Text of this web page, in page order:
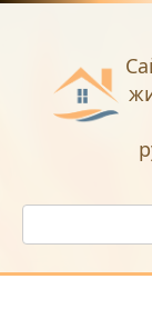
Перейти
Поиск: